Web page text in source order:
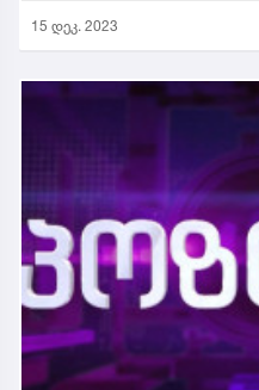
15 დეკ. 2023